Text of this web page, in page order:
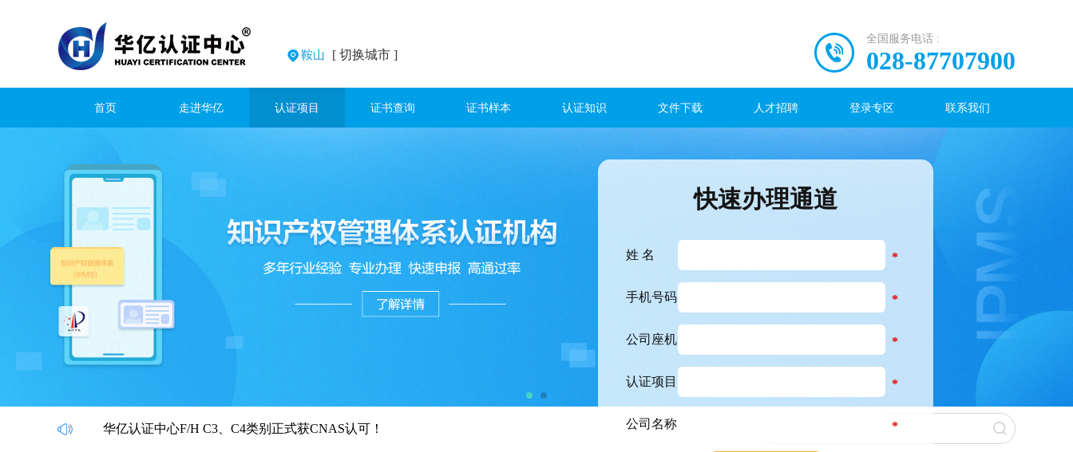
快速办理通道
姓 名 *
手机号码 *
公司座机 *
认证项目 *
公司名称 *
鞍山 [ 切换城市 ]
全国服务电话 :
028-87707900
首页 走进华亿 认证项目 证书查询 证书样本 认证知识 文件下载 人才招聘 登录专区 联系我们
华亿认证中心F/H C3、C4类别正式获CNAS认可！